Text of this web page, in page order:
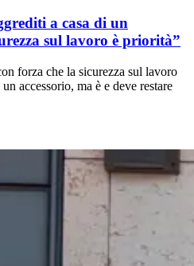
a casa di un
sul lavoro è priorità”
forza che la sicurezza sul lavoro
accessorio, ma è e deve restare